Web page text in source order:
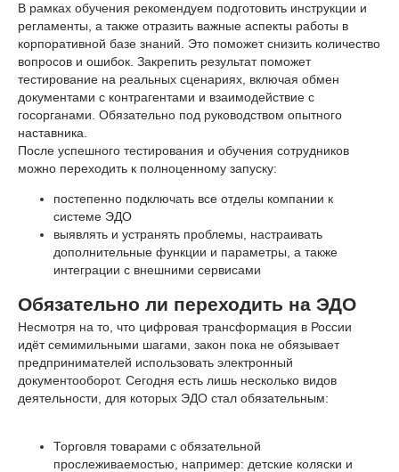
В рамках обучения рекомендуем подготовить инструкции и
регламенты, а также отразить важные аспекты работы в
корпоративной базе знаний. Это поможет снизить количество
вопросов и ошибок. Закрепить результат поможет
тестирование на реальных сценариях, включая обмен
документами с контрагентами и взаимодействие с
госорганами. Обязательно под руководством опытного
наставника.
После успешного тестирования и обучения сотрудников
можно переходить к полноценному запуску:
постепенно подключать все отделы компании к
системе ЭДО
выявлять и устранять проблемы, настраивать
дополнительные функции и параметры, а также
интеграции с внешними сервисами
Обязательно ли переходить на ЭДО
Несмотря на то, что цифровая трансформация в России
идёт семимильными шагами, закон пока не обязывает
предпринимателей использовать электронный
документооборот. Сегодня есть лишь несколько видов
деятельности, для которых ЭДО стал обязательным:
Торговля товарами с обязательной
прослеживаемостью, например: детские коляски и